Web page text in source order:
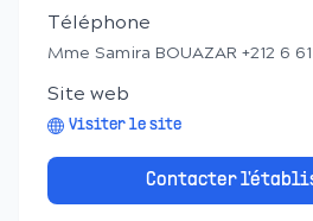
Téléphone
Mme Samira BOUAZAR +212 6
Site web
Visiter le site
Contacter